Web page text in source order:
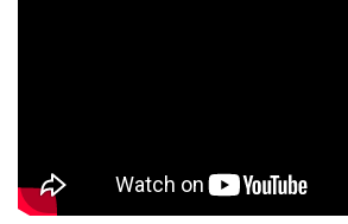
Channel Youtube